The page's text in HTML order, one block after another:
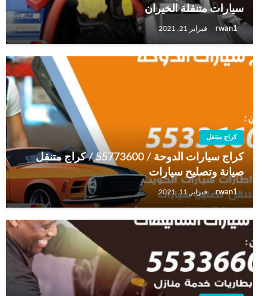
سيارات متنقلة الخيران
rwan1 فبراير 21, 2021
كراج متنقل
كراج سيارات الدوحة / 55773600‬ / كراج متنقل
صيانة وتصليح سيارات
rwan1 فبراير 11, 2021